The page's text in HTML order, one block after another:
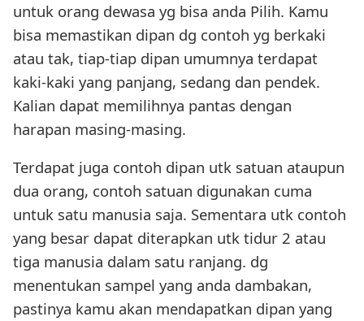
untuk orang dewasa yg bisa anda Pilih. Kamu
bisa memastikan dipan dg contoh yg berkaki
atau tak, tiap-tiap dipan umumnya terdapat
kaki-kaki yang panjang, sedang dan pendek.
Kalian dapat memilihnya pantas dengan
harapan masing-masing.
Terdapat juga contoh dipan utk satuan ataupun
dua orang, contoh satuan digunakan cuma
untuk satu manusia saja. Sementara utk contoh
yang besar dapat diterapkan utk tidur 2 atau
tiga manusia dalam satu ranjang. dg
menentukan sampel yang anda dambakan,
pastinya kamu akan mendapatkan dipan yang